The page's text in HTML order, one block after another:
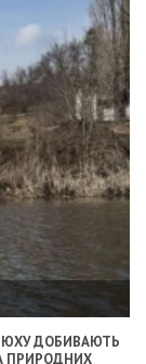
ДОБИВАЮТЬ
ПРИРОДНИХ